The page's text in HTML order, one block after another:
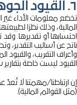
معلومات الأداء غير
وذلك نظرًا
عن أساليب التقدير،
التقريب، والقيود
ليست خاصة بتقارير
ارتباطنا/مهمتنا لا تُعدّ
القوائم المالية).